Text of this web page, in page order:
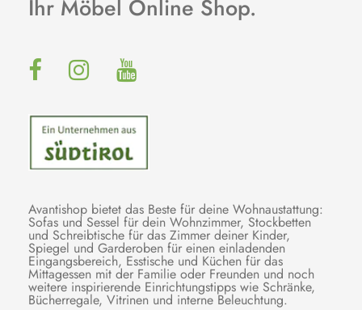
Ihr Möbel Online Shop.
Avantishop bietet das Beste für deine Wohnaustattung:
Sofas und Sessel für dein Wohnzimmer, Stockbetten
und Schreibtische für das Zimmer deiner Kinder,
Spiegel und Garderoben für einen einladenden
Eingangsbereich, Esstische und Küchen für das
Mittagessen mit der Familie oder Freunden und noch
weitere inspirierende Einrichtungstipps wie Schränke,
Bücherregale, Vitrinen und interne Beleuchtung.